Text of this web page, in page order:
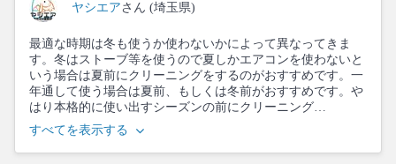
ヤシエア さん (埼玉県)
最適な時期は冬も使うか使わないかによって異なってきま
す。冬はストーブ等を使うので夏しかエアコンを使わないと
いう場合は夏前にクリーニングをするのがおすすめです。一
年通して使う場合は夏前、もしくは冬前がおすすめです。や
はり本格的に使い出すシーズンの前にクリーニング…
すべてを表示する